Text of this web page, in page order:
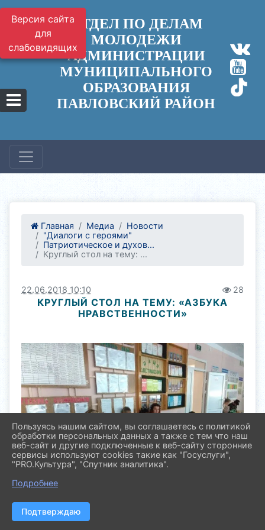
Версия сайта
для
слабовидящих
ОТДЕЛ ПО ДЕЛАМ
МОЛОДЕЖИ
АДМИНИСТРАЦИИ
МУНИЦИПАЛЬНОГО
ОБРАЗОВАНИЯ
ПАВЛОВСКИЙ РАЙОН
Главная Медиа
Новости
"Диалоги с героями"
Патриотическое и духов...
Круглый стол на тему: ...
22.06.2018 10:10 28
КРУГЛЫЙ СТОЛ НА ТЕМУ: «АЗБУКА
НРАВСТВЕННОСТИ»
Пользуясь нашим сайтом, вы соглашаетесь с политикой
обработки персональных данных а также с тем что наш
веб-сайт и другие подключенные к веб-сайту сторонние
сервисы используют cookies такие как "Госуслуги",
"PRO.Культура", "Спутник аналитика".
Подробнее
Подтверждаю